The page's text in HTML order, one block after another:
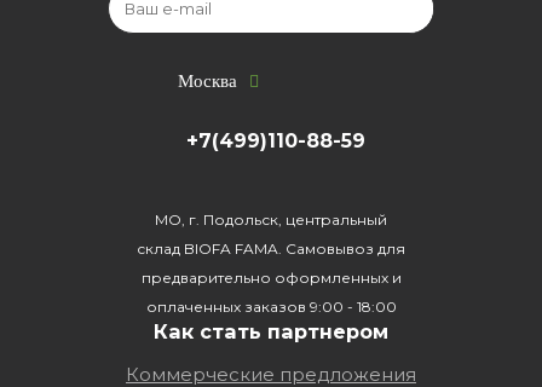
Москва
+7(499)110-88-59
МО, г. Подольск, центральный
склад BIOFA FAMA. Самовывоз для
предварительно оформленных и
оплаченных заказов 9:00 - 18:00
Как стать партнером
Коммерческие предложения